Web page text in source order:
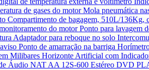
de gases do motor Mola pneumática
Compartimento de bagagem, 510L/
do motor Ponto para lavagem
Adaptador para reboque no solo
Ponto de amarração na barriga
Milibares Horizonte Artificial com
Áudio NAT AA 12S-600 Estéreo DVD